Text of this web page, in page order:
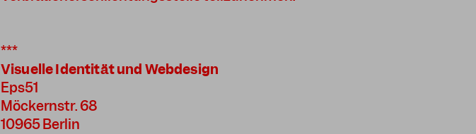
***
Visuelle Identität und Webdesign
Eps51
Möckernstr. 68
10965 Berlin